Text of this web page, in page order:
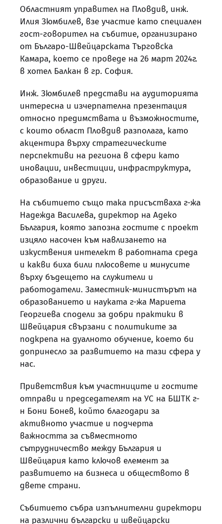
Областният управител на Пловдив, инж.
Илия Зюмбилев, взе участие като специален
гост-говорител на събитие, организирано
от Българо-Швейцарската Търговска
Камара, което се проведе на 26 март 2024г.
в хотел Балкан в гр. София.
Инж. Зюмбилев представи на аудиторията
интересна и изчерпателна презентация
относно предимствата и възможностите,
с които област Пловдив разполага, като
акцентира върху стратегическите
перспективи на региона в сфери като
иновации, инвестиции, инфраструктура,
образование и други.
На събитието също така присъстваха г-жа
Надежда Василева, директор на Адеко
България, която запозна гостите с проект
изцяло насочен към навлизането на
изкуствения интелект в работната среда
и какви биха били плюсовете и минусите
върху бъдещето на служители и
работодатели. Заместник-министърът на
образованието и науката г-жа Мариета
Георгиева сподели за добри практики в
Швейцария свързани с политиките за
подкрепа на дуалното обучение, което би
допринесло за развитието на тази сфера у
нас.
Приветствия към участниците и гостите
отправи и председателят на УС на БШТК г-
н Бони Бонев, който благодари за
активното участие и подчерта
важността за съвместното
сътрудничество между България и
Швейцария като ключов елемент за
развитието на бизнеса и обществото в
двете страни.
Събитието събра изпълнителни директори
на различни български и швейцарски